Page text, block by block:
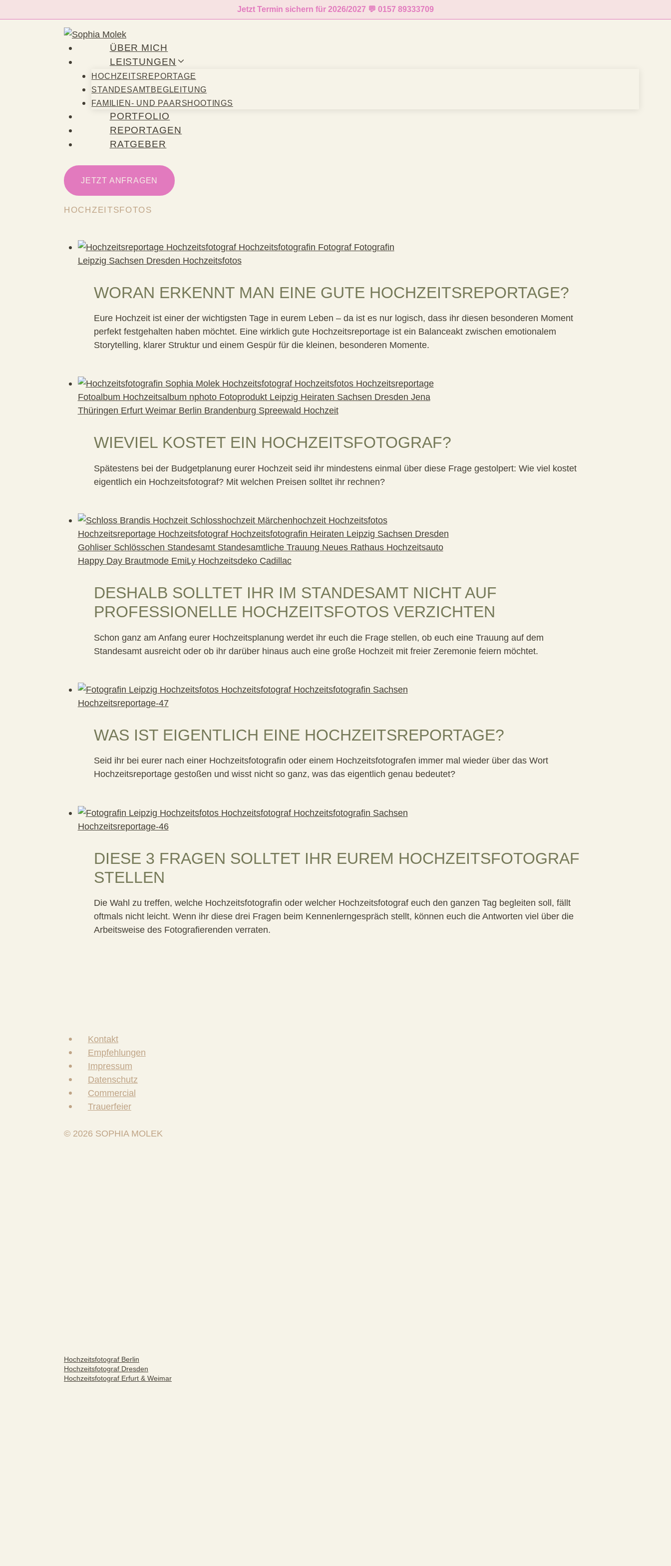
Inhalt
Jetzt Termin sichern für 2026/2027 💬 0157 89333709
ÜBER MICH
LEISTUNGEN
HOCHZEITSREPORTAGE
STANDESAMTBEGLEITUNG
FAMILIEN- UND PAARSHOOTINGS
PORTFOLIO
REPORTAGEN
RATGEBER
JETZT ANFRAGEN
HOCHZEITSFOTOS
WORAN ERKENNT MAN EINE GUTE HOCHZEITSREPORTAGE?
Eure Hochzeit ist einer der wichtigsten Tage in eurem Leben – da ist es nur logisch, dass ihr diesen besonderen Moment
perfekt festgehalten haben möchtet. Eine wirklich gute Hochzeitsreportage ist ein Balanceakt zwischen emotionalem
Storytelling, klarer Struktur und einem Gespür für die kleinen, besonderen Momente.
WIEVIEL KOSTET EIN HOCHZEITSFOTOGRAF?
Spätestens bei der Budgetplanung eurer Hochzeit seid ihr mindestens einmal über diese Frage gestolpert: Wie viel kostet
eigentlich ein Hochzeitsfotograf? Mit welchen Preisen solltet ihr rechnen?
DESHALB SOLLTET IHR IM STANDESAMT NICHT AUF
PROFESSIONELLE HOCHZEITSFOTOS VERZICHTEN
Schon ganz am Anfang eurer Hochzeitsplanung werdet ihr euch die Frage stellen, ob euch eine Trauung auf dem
Standesamt ausreicht oder ob ihr darüber hinaus auch eine große Hochzeit mit freier Zeremonie feiern möchtet.
WAS IST EIGENTLICH EINE HOCHZEITSREPORTAGE?
Seid ihr bei eurer nach einer Hochzeitsfotografin oder einem Hochzeitsfotografen immer mal wieder über das Wort
Hochzeitsreportage gestoßen und wisst nicht so ganz, was das eigentlich genau bedeutet?
DIESE 3 FRAGEN SOLLTET IHR EUREM HOCHZEITSFOTOGRAF
STELLEN
Die Wahl zu treffen, welche Hochzeitsfotografin oder welcher Hochzeitsfotograf euch den ganzen Tag begleiten soll, fällt
oftmals nicht leicht. Wenn ihr diese drei Fragen beim Kennenlerngespräch stellt, können euch die Antworten viel über die
Arbeitsweise des Fotografierenden verraten.
Kontakt
Empfehlungen
Impressum
Datenschutz
Commercial
Trauerfeier
© 2026 SOPHIA MOLEK
Hochzeitsfotograf Berlin
Hochzeitsfotograf Dresden
Hochzeitsfotograf Erfurt & Weimar